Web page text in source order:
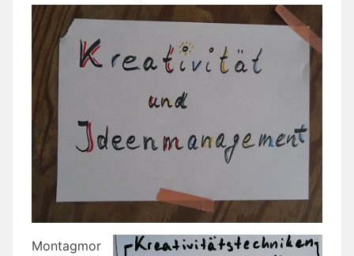
Montagmor